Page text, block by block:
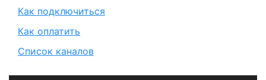
Как подключиться
Как оплатить
Список каналов